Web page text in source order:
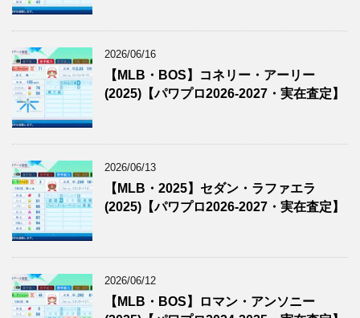
2026/06/16
【MLB・BOS】コネリー・アーリー
(2025)【パワプロ2026-2027・実在査定】
2026/06/13
【MLB・2025】セダン・ラファエラ
(2025)【パワプロ2026-2027・実在査定】
2026/06/12
【MLB・BOS】ロマン・アンソニー